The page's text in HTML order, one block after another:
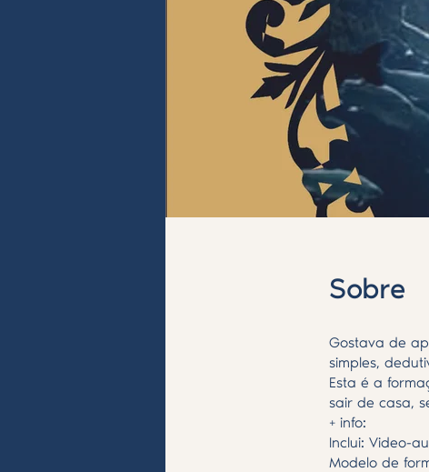
Sobre
Gostava de
simples,
Esta é a
sair de casa,
+ info:
Inclui: Video-
Modelo de